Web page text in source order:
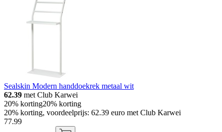
Sealskin Modern handdoekrek metaal wit
62.39 met Club Karwei
20% korting20% korting
20% korting, voordeelprijs: 62.39 euro met Club Karwei
77.99